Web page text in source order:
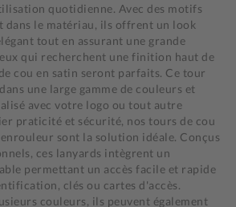
quotidienne. Avec des motifs
dans le matériau, ils offrent un look
tout en assurant une grande
qui recherchent une finition haut de
cou en satin seront parfaits. Ce tour
une large gamme de couleurs et
avec votre logo ou tout autre
praticité et sécurité, nos tours de cou
sont la solution idéale. Conçus
ces lanyards intègrent un
permettant un accès facile et rapide
clés ou cartes d'accès.
couleurs, ils peuvent également